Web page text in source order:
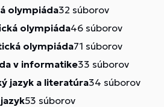
olympiáda32 súborov
olympiáda46 súborov
olympiáda71 súborov
v informatike33 súborov
jazyk a literatúra34 súborov
53 súborov